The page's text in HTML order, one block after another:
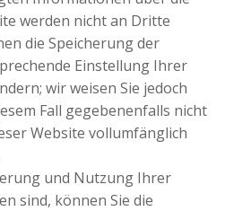
werden nicht an Dritte
die Speicherung der
Einstellung Ihrer
wir weisen Sie jedoch
Fall gegebenenfalls nicht
Website vollumfänglich
und Nutzung Ihrer
sind, können Sie die